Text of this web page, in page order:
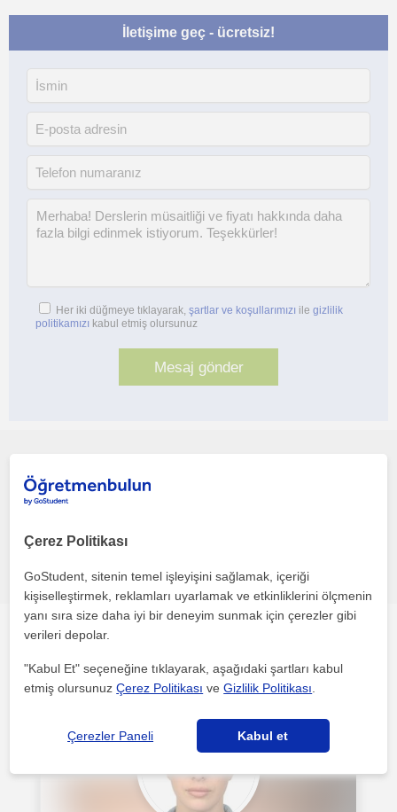
İletişime geç - ücretsiz!
Her iki düğmeye tıklayarak, şartlar ve koşullarımızı ile gizlilik
politikamızı kabul etmiş olursunuz
Diğer çevrimiçi Ingilizce öğretmenleri ilgini çekebilecek
Çerez Politikası
GoStudent, sitenin temel işleyişini sağlamak, içeriği
kişiselleştirmek, reklamları uyarlamak ve etkinliklerini ölçmenin
yanı sıra size daha iyi bir deneyim sunmak için çerezler gibi
verileri depolar.
"Kabul Et" seçeneğine tıklayarak, aşağıdaki şartları kabul
etmiş olursunuzÇerez Politikası veGizlilik Politikası
Çerezler Paneli Kabul et